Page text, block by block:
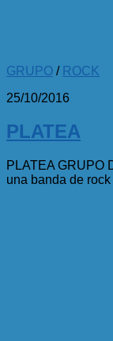
GRUPO / ROCK
25/10/2016
PLATEA
PLATEA GRUPO
una banda de